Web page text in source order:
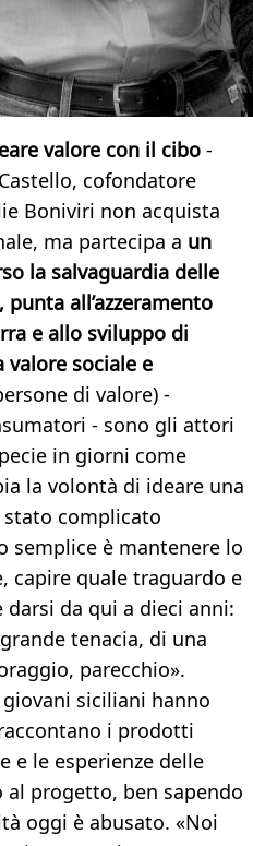
valore con il cibo -
cofondatore
Boniviri non acquista
ma partecipa a un
la salvaguardia delle
all’azzeramento
e allo sviluppo di
valore sociale e
di valore) -
- sono gli attori
in giorni come
la volontà di ideare una
stato complicato
semplice è mantenere lo
capire quale traguardo e
da qui a dieci anni:
tenacia, di una
parecchio».
siciliani hanno
i prodotti
e le esperienze delle
al progetto, ben sapendo
oggi è abusato. «Noi